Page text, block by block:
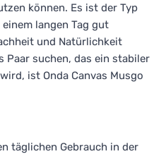
können. Es ist der Typ
langen Tag gut
und Natürlichkeit
Paar suchen, das ein stabiler
ist Onda Canvas Musgo
täglichen Gebrauch in der